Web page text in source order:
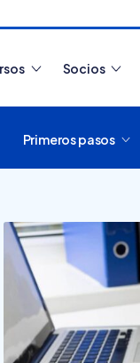
Socios
Primeros pasos